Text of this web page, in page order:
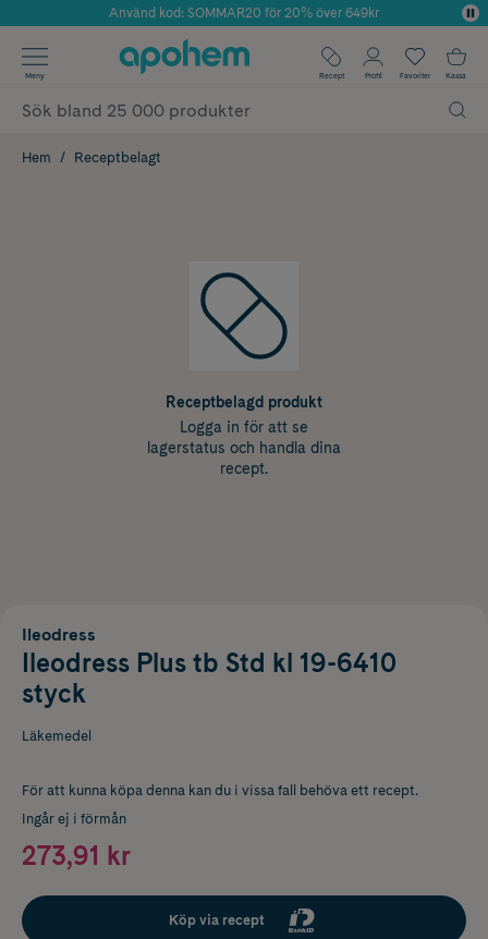
Årets Butik 2025 inom Skönhet
Använd kod: SOMMAR20 för 20% över 649kr
✓ Fri frakt
✓ Poäng på alla köp*
Meny Recept Profil Favoriter Kassa
Hem Receptbelagt
Receptbelagd produkt
Logga in för att se
lagerstatus och handla dina
recept.
Ileodress
Ileodress Plus tb Std kl 19-6410
styck
Läkemedel
För att kunna köpa denna kan du i vissa fall behöva ett recept.
Ingår ej i förmån
273,91 kr
Köp via recept